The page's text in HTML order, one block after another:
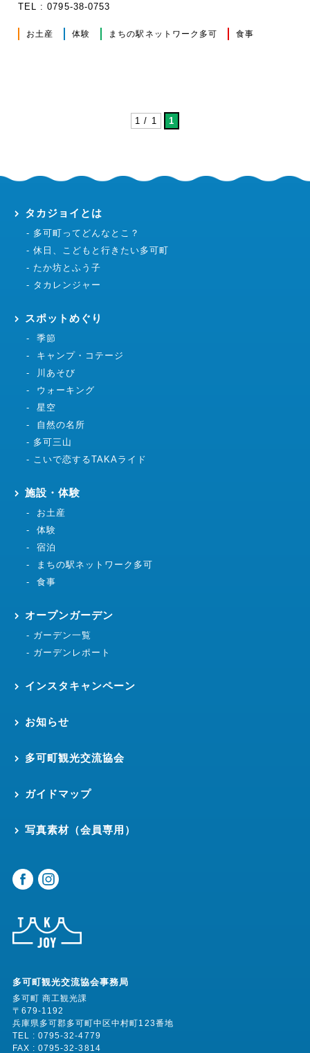
TEL : 0795-38-0753
お土産 体験 まちの駅ネットワーク多可 食事
1 / 1 1
タカジョイとは
多可町ってどんなとこ？
休日、こどもと行きたい多可町
たか坊とふう子
タカレンジャー
スポットめぐり
季節
キャンプ・コテージ
川あそび
ウォーキング
星空
自然の名所
多可三山
こいで恋するTAKAライド
施設・体験
お土産
体験
宿泊
まちの駅ネットワーク多可
食事
オープンガーデン
ガーデン一覧
ガーデンレポート
インスタキャンペーン
お知らせ
多可町観光交流協会
ガイドマップ
写真素材（会員専用）
多可町観光交流協会事務局
多可町 商工観光課
〒679-1192
兵庫県多可郡多可町中区中村町123番地
TEL : 0795-32-4779
FAX : 0795-32-3814